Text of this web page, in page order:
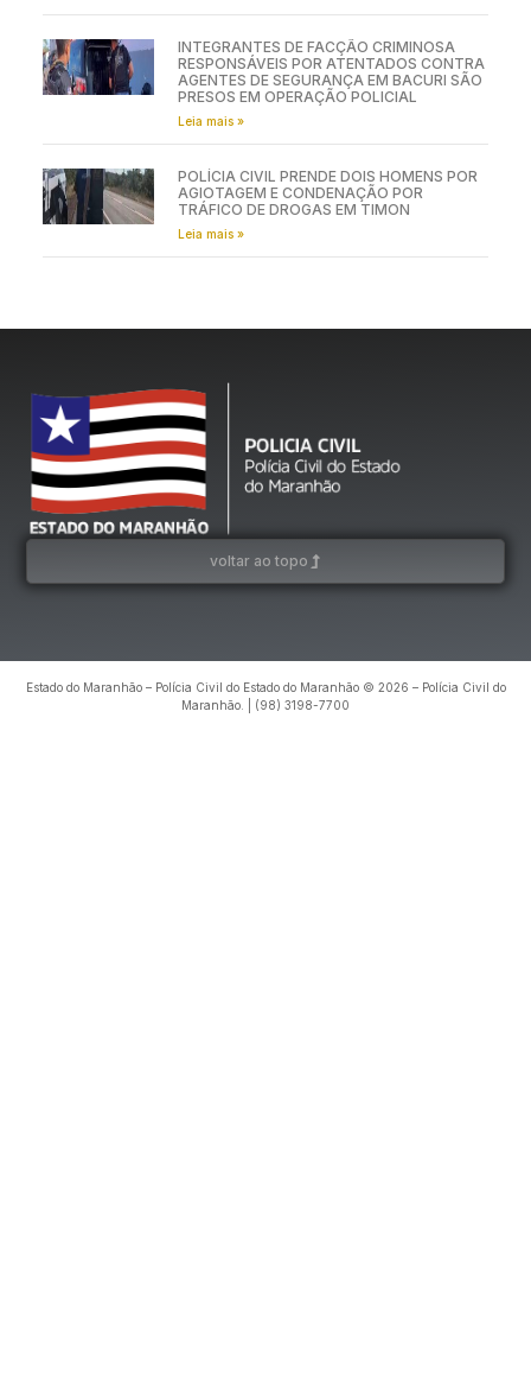
INTEGRANTES DE FACÇÃO CRIMINOSA
RESPONSÁVEIS POR ATENTADOS CONTRA
AGENTES DE SEGURANÇA EM BACURI SÃO
PRESOS EM OPERAÇÃO POLICIAL
Leia mais »
POLÍCIA CIVIL PRENDE DOIS HOMENS POR
AGIOTAGEM E CONDENAÇÃO POR
TRÁFICO DE DROGAS EM TIMON
Leia mais »
voltar ao topo
Estado do Maranhão – Polícia Civil do Estado do Maranhão © 2026 – Polícia Civil do
Maranhão. | (98) 3198-7700